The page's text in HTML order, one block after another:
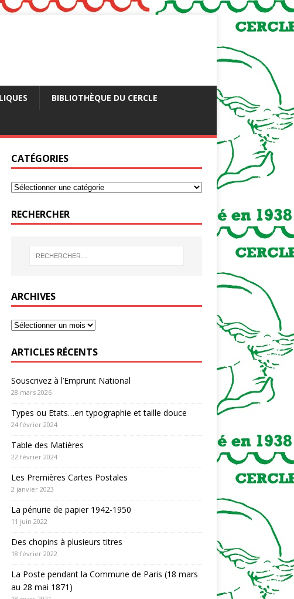
BIBLIOTHÈQUE DU CERCLE
CATÉGORIES
RECHERCHER
ARCHIVES
ARTICLES RÉCENTS
Souscrivez à l’Emprunt National
28 mars 2026
Types ou Etats…en typographie et taille douce
24 février 2024
Table des Matières
22 février 2024
Les Premières Cartes Postales
2 janvier 2023
La pénurie de papier 1942-1950
11 juin 2022
Des chopins à plusieurs titres
18 février 2022
La Poste pendant la Commune de Paris (18 mars
au 28 mai 1871)